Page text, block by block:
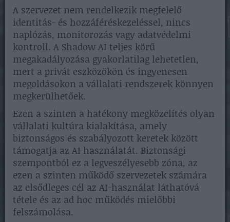
A szervezet nem rendelkezik megfelelő
identitás- és hozzáféréskezeléssel, nincs
naplózás, monitorozás vagy adatvédelmi
kontroll. A Shadow AI teljes körű
megakadályozása gyakorlatilag lehetetlen,
mert a privát eszközökön és ingyenesen
megoldásokon a vállalati rendszerek könnyen
megkerülhetőek.
Ezen a szinten a hatékony megközelítés olyan
vállalati kultúra kialakítása, amely
biztonságos és szabályozott keretek között
támogatja az AI használatát. Biztonsági
szempontból ez a legveszélyesebb zóna, az
ezen a szinten működő szervezetek számára
az elsődleges cél az AI-használat láthatóvá
tétele és az ad hoc működés mielőbbi
felszámolása.